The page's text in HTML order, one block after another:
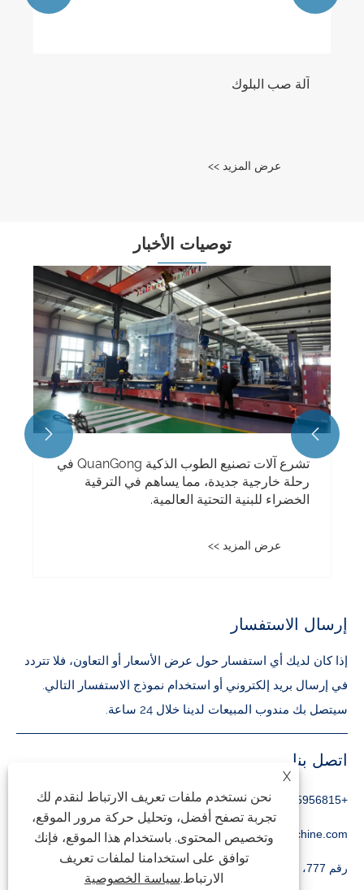
آلة صب البلوك
عرض المزيد >>
توصيات الأخبار
تشرع آلات تصنيع الطوب الذكية QuanGong في
رحلة خارجية جديدة، مما يساهم في الترقية
الخضراء للبنية التحتية العالمية.
عرض المزيد >>


إرسال الاستفسار
إذا كان لديك أي استفسار حول عرض الأسعار أو التعاون، فلا تتردد
في إرسال بريد إلكتروني أو استخدام نموذج الاستفسار التالي.
سيتصل بك مندوب المبيعات لدينا خلال 24 ساعة.
اتصل بنا
+86-18105956815
inquiry@qzmachine.com
رقم 777، مدينة تشانغبان، TIA، تشيوانتشو، فوجيان، الصين
X
نحن نستخدم ملفات تعريف الارتباط لنقدم لك
تجربة تصفح أفضل، وتحليل حركة مرور الموقع،
وتخصيص المحتوى. باستخدام هذا الموقع، فإنك
توافق على استخدامنا لملفات تعريف
الارتباط.سياسة الخصوصية